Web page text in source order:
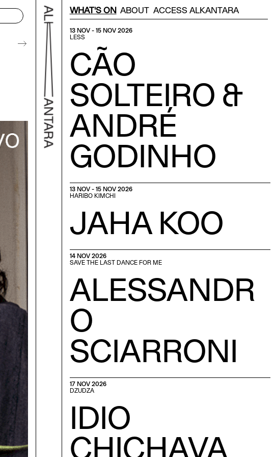
Menu Secondário
WHAT'S ON ABOUT ACCESS ALKANTARA
13 NOV - 15 NOV 2026
LESS
CÃO
SOLTEIRO &
ANDRÉ
GODINHO
13 NOV - 15 NOV 2026
HARIBO KIMCHI
JAHA KOO
14 NOV 2026
SAVE THE LAST DANCE FOR ME
ALESSANDR
O
SCIARRONI
17 NOV 2026
DZUDZA
IDIO
CHICHAVA